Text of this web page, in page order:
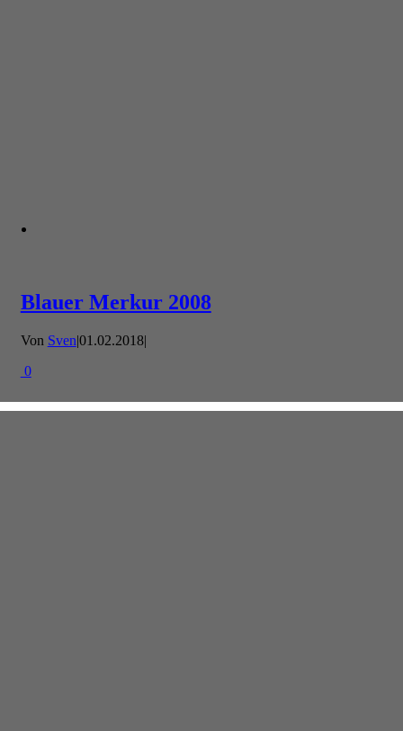
Blauer Merkur 2008
Von Sven|01.02.2018|
0